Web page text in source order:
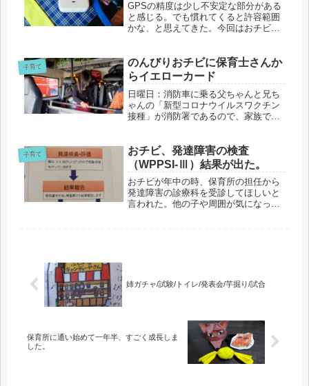
GPSの精度は少し不安定な部分がある
と感じる。でも慣れてくると許容範囲
かな、と思えてきた。今回はおチビの
ルに安心ウォッチャー端末を...
子育て
のんびりおチビに保育士さんか
らイエローカード
日曜日：消防車に乗る父ちゃんと兄ち
ゃんの「新型コロナウイルスワクチン
接種」が消防署であるので、家族で出
る。ちなみに、兄ちゃんはトーマ...
子育て
おチビ、発達障害の検査
（WPPSI-Ⅲ）結果が出た。
おチビが年中の時、保育所の担任から
発達障害の診療科を受診してほしいと
言われた。他の子や周囲が気になって
姉ガチャ/試験/トイレ/発表会/芋掘り/試合
保育所に通い始めて一年半、すごく成長しま
した。